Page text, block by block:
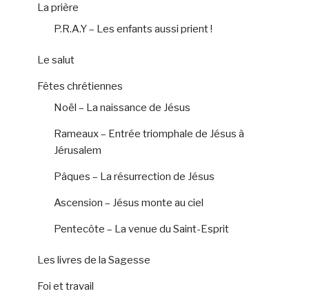
La prière
P.R.A.Y – Les enfants aussi prient !
Le salut
Fêtes chrétiennes
Noël – La naissance de Jésus
Rameaux – Entrée triomphale de Jésus à
Jérusalem
Pâques – La résurrection de Jésus
Ascension – Jésus monte au ciel
Pentecôte – La venue du Saint-Esprit
Les livres de la Sagesse
Foi et travail